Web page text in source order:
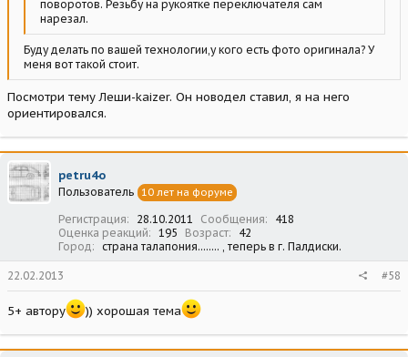
поворотов. Резьбу на рукоятке переключателя сам
нарезал.
Буду делать по вашей технологии,у кого есть фото оригинала? У
меня вот такой стоит.
Посмотри тему Леши-kaizer. Он новодел ставил, я на него
ориентировался.
petru4o
Пользователь 10 лет на форуме
Регистрация 28.10.2011 Сообщения
418
Оценка реакций
195 Возраст
42
Город
страна талапония........ , теперь в г. Палдиски.
22.02.2013 #58
5+ автору )) хорошая тема